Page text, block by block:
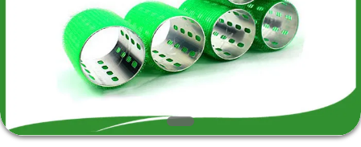
ΠΡΟΪΌΝΤΑ
ΣΧΕΤΙΚΆ
ΕΜΆΣ